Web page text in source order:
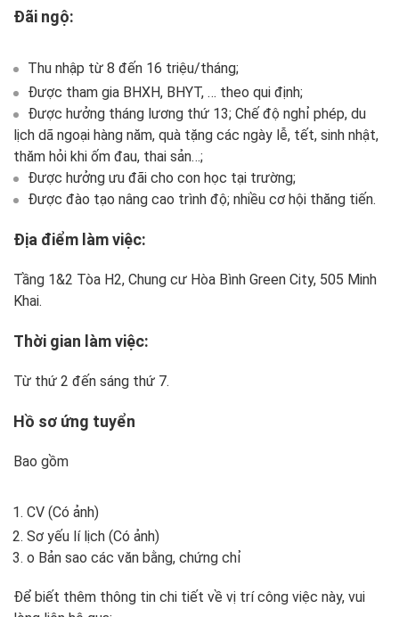
Đãi ngộ:
Thu nhập từ 8 đến 16 triệu/tháng;
Được tham gia BHXH, BHYT, … theo qui định;
Được hưởng tháng lương thứ 13; Chế độ nghỉ phép, du
lịch dã ngoại hàng năm, quà tặng các ngày lễ, tết, sinh nhật,
thăm hỏi khi ốm đau, thai sản…;
Được hưởng ưu đãi cho con học tại trường;
Được đào tạo nâng cao trình độ; nhiều cơ hội thăng tiến.
Địa điểm làm việc:
Tầng 1&2 Tòa H2, Chung cư Hòa Bình Green City, 505 Minh
Khai.
Thời gian làm việc:
Từ thứ 2 đến sáng thứ 7.
Hồ sơ ứng tuyển
Bao gồm
CV (Có ảnh)
Sơ yếu lí lịch (Có ảnh)
o Bản sao các văn bằng, chứng chỉ
Để biết thêm thông tin chi tiết về vị trí công việc này, vui